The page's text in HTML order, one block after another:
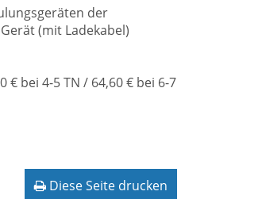
der
(mit Ladekabel)
bei 4-5 TN / 64,60 € bei 6-7
Diese Seite drucken